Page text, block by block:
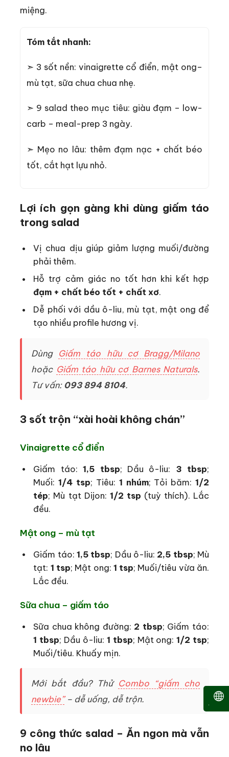
miệng.
Tóm tắt nhanh:
➣ 3 sốt nền: vinaigrette cổ điển, mật ong–
mù tạt, sữa chua chua nhẹ.
➣ 9 salad theo mục tiêu: giàu đạm – low-
carb – meal-prep 3 ngày.
➣ Mẹo no lâu: thêm đạm nạc + chất béo
tốt, cắt hạt lựu nhỏ.
Lợi ích gọn gàng khi dùng giấm táo
trong salad
Vị chua dịu giúp giảm lượng muối/đường
phải thêm.
Hỗ trợ cảm giác no tốt hơn khi kết hợp
đạm + chất béo tốt + chất xơ.
Dễ phối với dầu ô-liu, mù tạt, mật ong để
tạo nhiều profile hương vị.
Dùng Giấm táo hữu cơ Bragg/Milano
hoặc Giấm táo hữu cơ Barnes Naturals.
Tư vấn: 093 894 8104.
3 sốt trộn “xài hoài không chán”
Vinaigrette cổ điển
Giấm táo:1,5 tbsp; Dầu ô-liu: 3 tbsp;
Muối:1/4 tsp; Tiêu: 1 nhúm; Tỏi băm:1/2
tép; Mù tạt Dijon: 1/2 tsp (tuỳ thích). Lắc
đều.
Mật ong – mù tạt
Giấm táo:1,5 tbsp; Dầu ô-liu: 2,5 tbsp; Mù
tạt: 1 tsp; Mật ong: 1 tsp; Muối/tiêu vừa ăn.
Lắc đều.
Sữa chua – giấm táo
Sữa chua không đường: 2 tbsp; Giấm táo:
1 tbsp; Dầu ô-liu: 1 tbsp; Mật ong:1/2 tsp;
Muối/tiêu. Khuấy mịn.
Mới bắt đầu? Thử Combo “giấm cho
newbie”– dễ uống, dễ trộn.
9 công thức salad – Ăn ngon mà vẫn
no lâu